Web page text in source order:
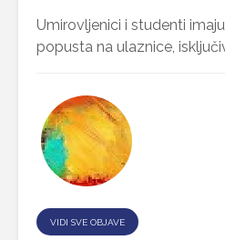
Umirovljenici i studenti
popusta na ulaznice,
VIDI SVE OBJAVE